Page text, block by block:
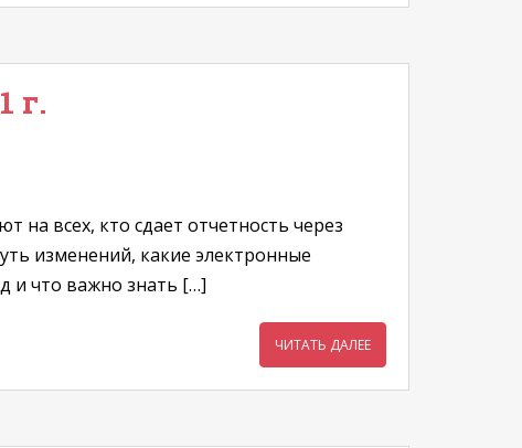
г.
на всех, кто сдает отчетность через
изменений, какие электронные
и что важно знать […]
ЧИТАТЬ ДАЛЕЕ